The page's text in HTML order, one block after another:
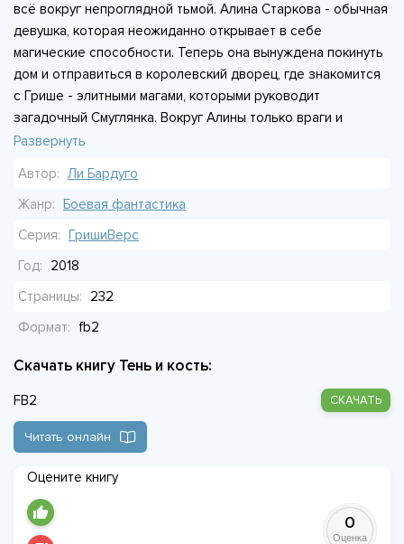
всё вокруг непроглядной тьмой. Алина Старкова - обычная
девушка, которая неожиданно открывает в себе
магические способности. Теперь она вынуждена покинуть
дом и отправиться в королевский дворец, где знакомится
с Грише - элитными магами, которыми руководит
загадочный Смуглянка. Вокруг Алины только враги и
невидимые угрозы, а её дар - единственный шанс спасти
опаснее, чем она могла представить. Тайны и
предательства ждут за каждым поворотом.
Развернуть
Автор: Ли Бардуго
Жанр: Боевая фантастика
Серия: ГришиВерс
Год:
2018
Страницы:
232
Формат:
fb2
Скачать книгу Тень и кость:
FB2 СКАЧАТЬ
Читать онлайн
Оцените книгу
0
Оценка